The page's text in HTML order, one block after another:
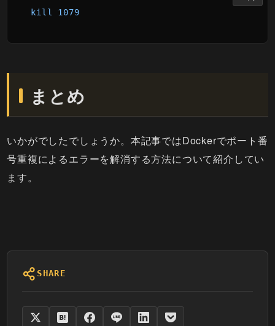
kill 1079
まとめ
いかがでしたでしょうか。本記事ではDockerでポート番
号重複によるエラーを解消する方法について紹介してい
ます。
SHARE